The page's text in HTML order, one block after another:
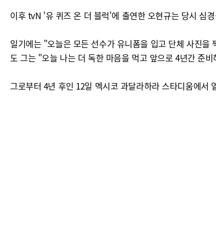
이후 tvN '유 퀴즈 온 더 블럭'에 출연한 오현규는 당시 심
일기에는 "오늘은 모든 선수가 유니폼을 입고 단체 사진
도 그는 "오늘 나는 더 독한 마음을 먹고 앞으로 4년간 준
그로부터 4년 후인 12일 멕시코 과달라하라 스타디움에